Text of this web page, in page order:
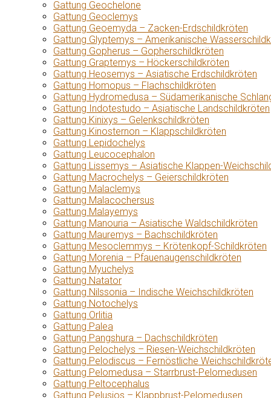
Gattung Geochelone
Gattung Geoclemys
Gattung Geoemyda – Zacken-Erdschildkröten
Gattung Glyptemys – Amerikanische
Gattung Gopherus – Gopherschildkröten
Gattung Graptemys – Höckerschildkröten
Gattung Heosemys – Asiatische Erdschildkröten
Gattung Homopus – Flachschildkröten
Gattung Hydromedusa – Südamerikanische
Gattung Indotestudo – Asiatische Landschildkröten
Gattung Kinixys – Gelenkschildkröten
Gattung Kinosternon – Klappschildkröten
Gattung Lepidochelys
Gattung Leucocephalon
Gattung Lissemys – Asiatische Klappen-
Gattung Macrochelys – Geierschildkröten
Gattung Malaclemys
Gattung Malacochersus
Gattung Malayemys
Gattung Manouria – Asiatische Waldschildkröten
Gattung Mauremys – Bachschildkröten
Gattung Mesoclemmys – Krötenkopf-Schildkröten
Gattung Morenia – Pfauenaugenschildkröten
Gattung Myuchelys
Gattung Natator
Gattung Nilssonia – Indische Weichschildkröten
Gattung Notochelys
Gattung Orlitia
Gattung Palea
Gattung Pangshura – Dachschildkröten
Gattung Pelochelys – Riesen-Weichschildkröten
Gattung Pelodiscus – Fernöstliche
Gattung Pelomedusa – Starrbrust-Pelomedusen
Gattung Peltocephalus
Gattung Pelusios – Klappbrust-Pelomedusen